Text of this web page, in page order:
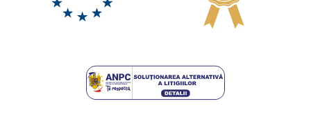
Geantă mică de umăr LIFE
88,75 lei